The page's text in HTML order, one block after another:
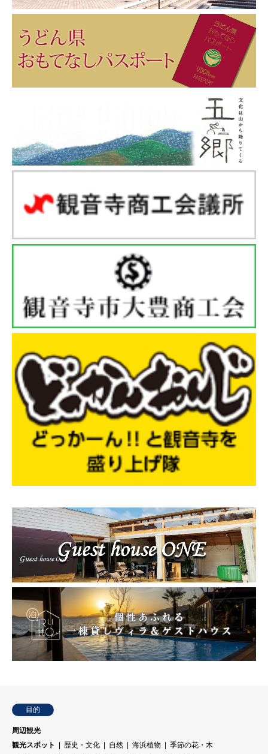
目的
周辺観光
観光スポット
歴史・文化 自然 海浜植物
季節の花・木